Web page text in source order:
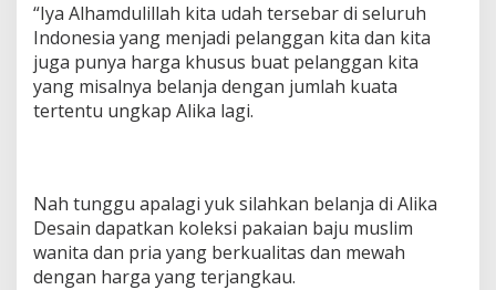
“Iya Alhamdulillah kita udah tersebar di seluruh
Indonesia yang menjadi pelanggan kita dan kita
juga punya harga khusus buat pelanggan kita
yang misalnya belanja dengan jumlah kuata
tertentu ungkap Alika lagi.
Nah tunggu apalagi yuk silahkan belanja di Alika
Desain dapatkan koleksi pakaian baju muslim
wanita dan pria yang berkualitas dan mewah
dengan harga yang terjangkau.